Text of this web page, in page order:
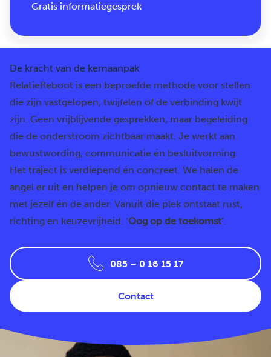
Gratis informatiegesprek
De kracht van de kernaanpak
RelatieReboot is een beproefde methode voor stellen
die zijn vastgelopen, twijfelen of de verbinding kwijt
zijn. Geen vrijblijvende gesprekken, maar begeleiding
die de onderstroom zichtbaar maakt. Je werkt aan
bewustwording, communicatie én besluitvorming.
Het traject is verdiepend én concreet. We halen de
angel er uit en helpen je om opnieuw contact te maken
met jezelf én de ander. Vanuit die plek ontstaat rust,
richting en keuzevrijheid. ‘Oog op de toekomst’.
085 – 0 16 15 17
Contact